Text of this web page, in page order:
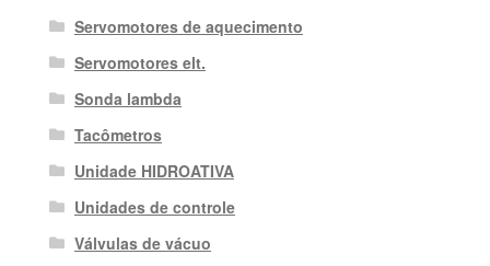
Servomotores de aquecimento
Servomotores elt.
Sonda lambda
Tacômetros
Unidade HIDROATIVA
Unidades de controle
Válvulas de vácuo